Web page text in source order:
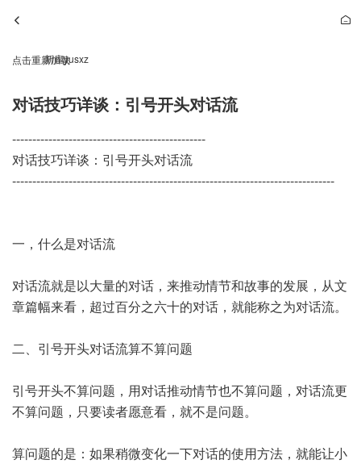
点击重新加载
新库yusxz
对话技巧详谈：引号开头对话流
------------------------------------------------
对话技巧详谈：引号开头对话流
--------------------------------------------------------------------------------
一，什么是对话流
对话流就是以大量的对话，来推动情节和故事的发展，从文
章篇幅来看，超过百分之六十的对话，就能称之为对话流。
二、引号开头对话流算不算问题
引号开头不算问题，用对话推动情节也不算问题，对话流更
不算问题，只要读者愿意看，就不是问题。
算问题的是：如果稍微变化一下对话的使用方法，就能让小